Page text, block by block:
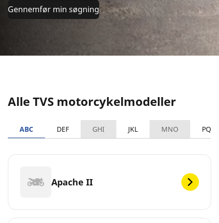
Gennemfør min søgning
Alle TVS motorcykelmodeller
ABC DEF GHI JKL MNO PQRS
Apache II